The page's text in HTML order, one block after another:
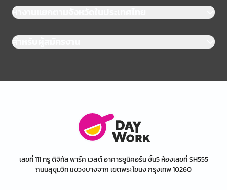
หางานแยกตามจังหวัดในประเทศไทย
สำหรับผู้สมัครงาน
เลขที่ 111 ทรู ดิจิทัล พาร์ค เวสต์ อาคารยูนิคอร์น ชั้น5 ห้องเลขที่ SH555
ถนนสุขุมวิท แขวงบางจาก เขตพระโขนง กรุงเทพ 10260